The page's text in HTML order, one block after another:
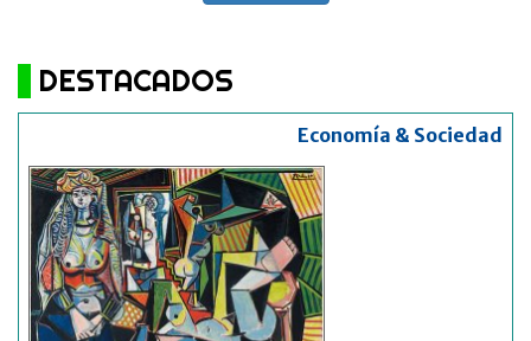
DESTACADOS
Economía & Sociedad